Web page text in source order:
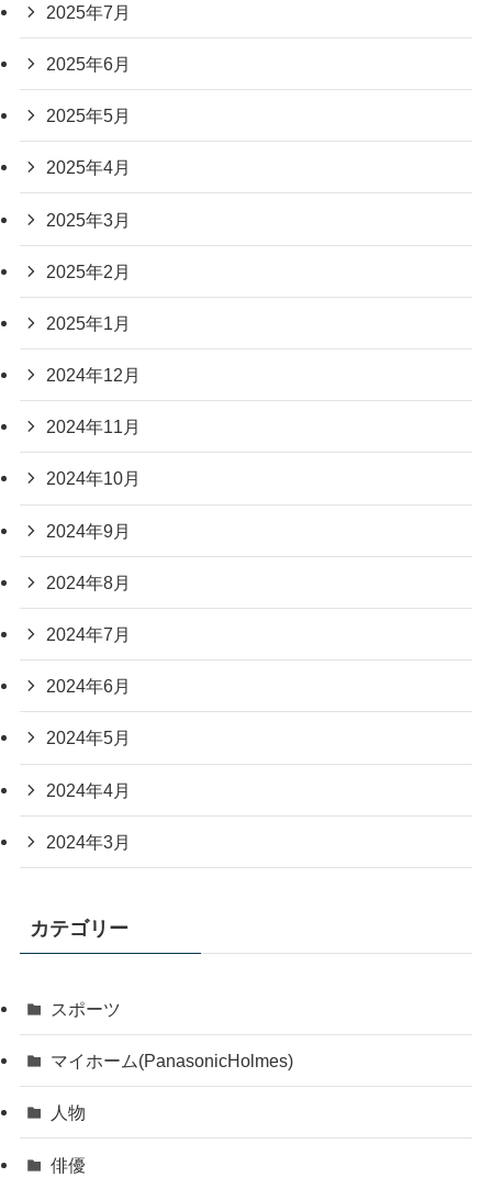
2025年7月
2025年6月
2025年5月
2025年4月
2025年3月
2025年2月
2025年1月
2024年12月
2024年11月
2024年10月
2024年9月
2024年8月
2024年7月
2024年6月
2024年5月
2024年4月
2024年3月
カテゴリー
スポーツ
マイホーム(PanasonicHolmes)
人物
俳優